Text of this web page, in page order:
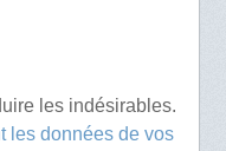
les indésirables.
les données de vos